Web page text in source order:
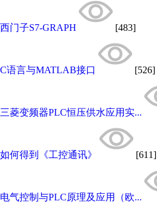
西门子S7-GRAPH [483]
C语言与MATLAB接口 [526]
三菱变频器PLC恒压供水应用实...
如何得到《工控通讯》 [611]
电气控制与PLC原理及应用（欧...